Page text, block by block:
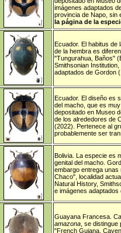
imágenes adaptados
provincia de Napo, sin
la página de la
Ecuador. El habitus de
de la hembra es
"Tungurahua, Baños"
Smithsonian
adaptados de Gordon
Ecuador. El diseño es
del macho, que es
depositado en Museo
de los alrededores de
(2022). Pertenece al
probablemente ser
Bolivia. La especie es
genital del macho.
embargo entrega unas
Chaco", localidad
Natural History,
e imágenes
Guayana Francesa.
amazona, se distingue
"French Guiana,